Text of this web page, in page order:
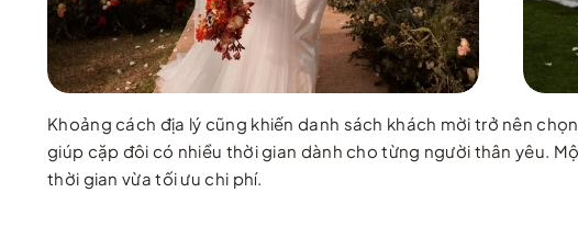
Khoảng cách địa lý cũng khiến danh sách khách mời trở nên
giúp cặp đôi có nhiều thời gian dành cho từng người thân yêu.
thời gian vừa tối ưu chi phí.